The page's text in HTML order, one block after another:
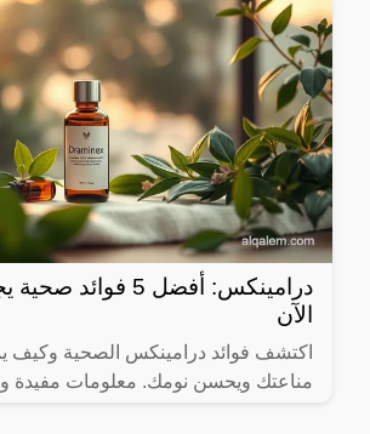
درامينكس: أفضل 5
الآن
اكتشف فوائد درامينكس الصحية وكيف
مناعتك ويحسن نومك. معلومات مفيدة